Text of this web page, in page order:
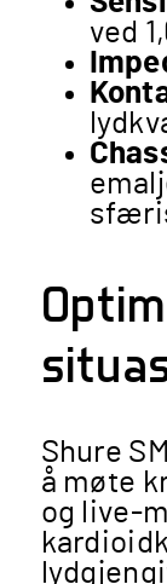
ved
Shure
å møte
og live-